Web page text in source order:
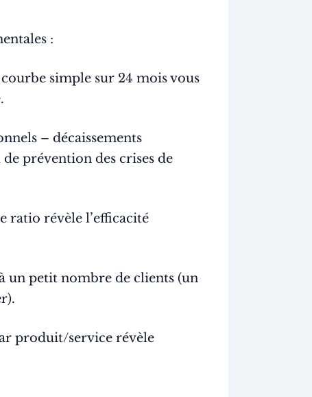
:
simple sur 24 mois vous
– décaissements
prévention des crises de
ratio révèle l’efficacité
un petit nombre de clients (un
produit/service révèle